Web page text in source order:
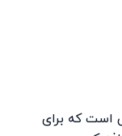
است که برای